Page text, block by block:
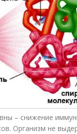
– снижение
Организм не